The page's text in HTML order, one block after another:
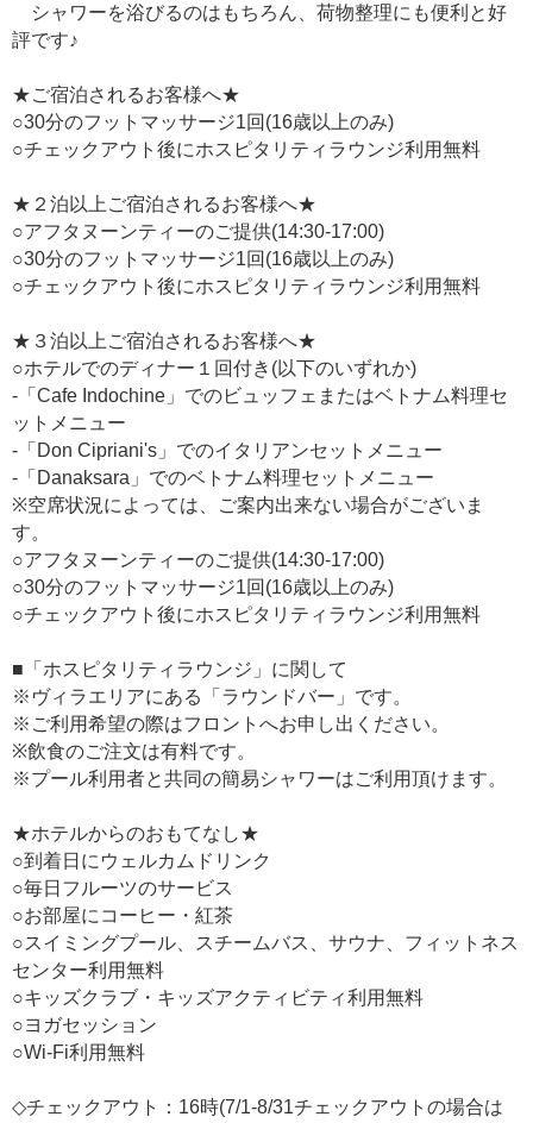
シャワーを浴びるのはもちろん、荷物整理にも便利と好
評です♪
★ご宿泊されるお客様へ★
○30分のフットマッサージ1回(16歳以上のみ)
○チェックアウト後にホスピタリティラウンジ利用無料
★２泊以上ご宿泊されるお客様へ★
○アフタヌーンティーのご提供(14:30-17:00)
○30分のフットマッサージ1回(16歳以上のみ)
○チェックアウト後にホスピタリティラウンジ利用無料
★３泊以上ご宿泊されるお客様へ★
○ホテルでのディナー１回付き(以下のいずれか)
-「Cafe Indochine」でのビュッフェまたはベトナム料理セ
ットメニュー
-「Don Cipriani's」でのイタリアンセットメニュー
-「Danaksara」でのベトナム料理セットメニュー
※空席状況によっては、ご案内出来ない場合がございま
す。
○アフタヌーンティーのご提供(14:30-17:00)
○30分のフットマッサージ1回(16歳以上のみ)
○チェックアウト後にホスピタリティラウンジ利用無料
■「ホスピタリティラウンジ」に関して
※ヴィラエリアにある「ラウンドバー」です。
※ご利用希望の際はフロントへお申し出ください。
※飲食のご注文は有料です。
※プール利用者と共同の簡易シャワーはご利用頂けます。
★ホテルからのおもてなし★
○到着日にウェルカムドリンク
○毎日フルーツのサービス
○お部屋にコーヒー・紅茶
○スイミングプール、スチームバス、サウナ、フィットネス
センター利用無料
○キッズクラブ・キッズアクティビティ利用無料
○ヨガセッション
○Wi-Fi利用無料
◇チェックアウト：16時(7/1-8/31チェックアウトの場合は